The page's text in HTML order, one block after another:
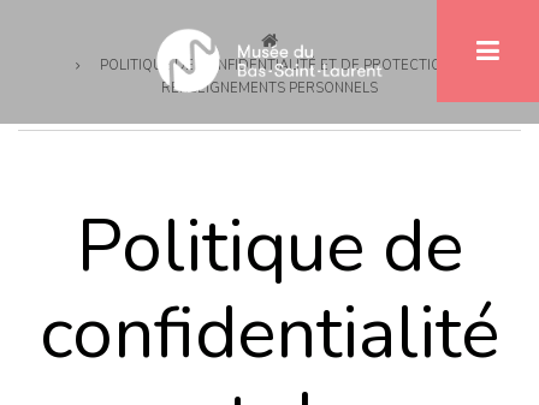
principal
d'ArianePOLITIQUE DE CONFIDENTIALITÉ ET DE PROTECTION DES
RENSEIGNEMENTS PERSONNELS
Politique de
confidentialité